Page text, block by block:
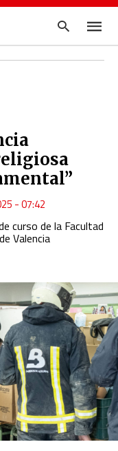
- 07:42
curso de la Facultad
Valencia